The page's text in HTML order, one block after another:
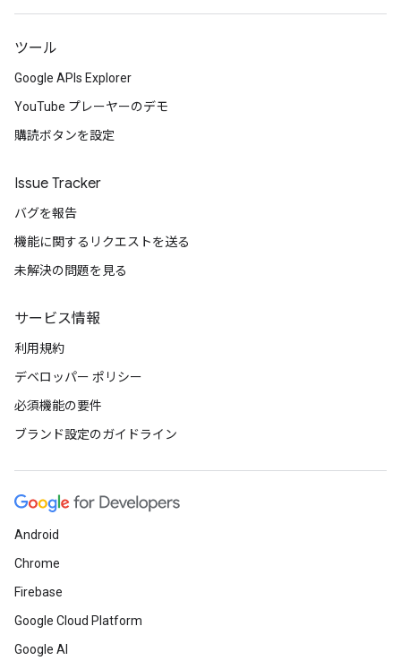
ツール
Google APIs Explorer
YouTube プレーヤーのデモ
購読ボタンを設定
Issue Tracker
バグを報告
機能に関するリクエストを送る
未解決の問題を見る
サービス情報
利用規約
デベロッパー ポリシー
必須機能の要件
ブランド設定のガイドライン
Android
Chrome
Firebase
Google Cloud Platform
Google AI